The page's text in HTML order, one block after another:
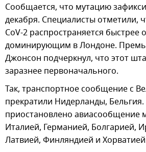
Сообщается, что мутацию
декабря. Специалисты отметили,
CoV-2 распространяется быстрее
доминирующим в Лондоне.
Джонсон подчеркнул, что этот
заразнее первоначального.
Так, транспортное сообщение с
прекратили Нидерланды,
приостановлено авиасообщение
Италией, Германией, Болгарией,
Латвией, Финляндией и